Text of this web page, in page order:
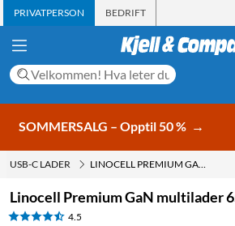
PRIVATPERSON BEDRIFT
SOMMERSALG – Opptil 50 % →
USB-C LADER LINOCELL PREMIUM GAN MULTILADER 65 W PD HVIT
Linocell Premium GaN multilader
4.5